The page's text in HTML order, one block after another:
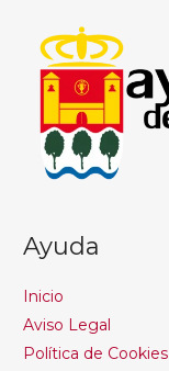
Ayuda
Inicio
Aviso Legal
Política de Cookies